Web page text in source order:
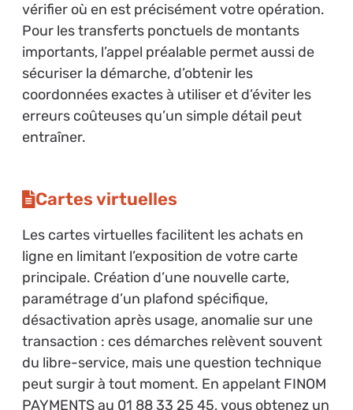
vérifier où en est précisément votre opération.
Pour les transferts ponctuels de montants
importants, l’appel préalable permet aussi de
sécuriser la démarche, d’obtenir les
coordonnées exactes à utiliser et d’éviter les
erreurs coûteuses qu’un simple détail peut
entraîner.
Cartes virtuelles
Les cartes virtuelles facilitent les achats en
ligne en limitant l’exposition de votre carte
principale. Création d’une nouvelle carte,
paramétrage d’un plafond spécifique,
désactivation après usage, anomalie sur une
transaction : ces démarches relèvent souvent
du libre-service, mais une question technique
peut surgir à tout moment. En appelant FINOM
PAYMENTS au 01 88 33 25 45, vous obtenez un